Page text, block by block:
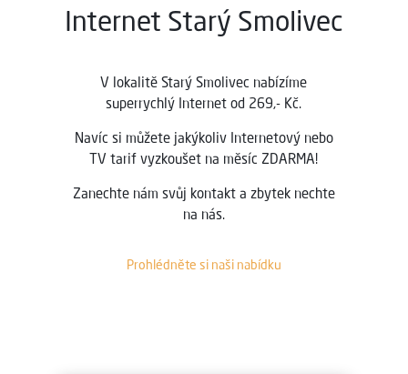
Internet Starý Smolivec
V lokalitě Starý Smolivec nabízíme
superrychlý Internet od 269,- Kč.
Navíc si můžete jakýkoliv Internetový nebo
TV tarif vyzkoušet na měsíc ZDARMA!
Zanechte nám svůj kontakt a zbytek nechte
na nás.
Prohlédněte si naši nabídku